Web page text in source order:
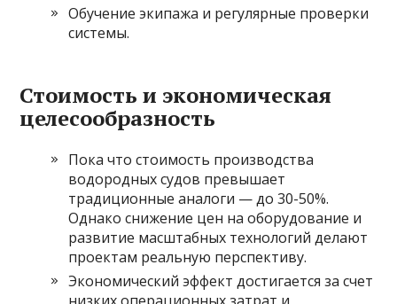
Обучение экипажа и регулярные проверки
системы.
Стоимость и экономическая
целесообразность
Пока что стоимость производства
водородных судов превышает
традиционные аналоги — до 30-50%.
Однако снижение цен на оборудование и
развитие масштабных технологий делают
проектам реальную перспективу.
Экономический эффект достигается за счет